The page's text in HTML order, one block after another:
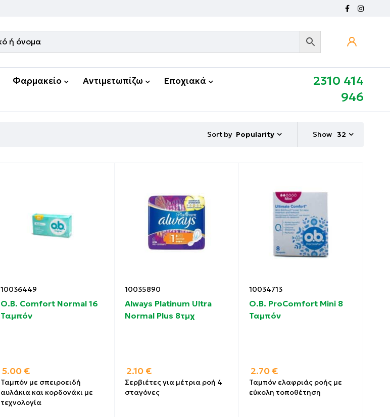
Φαρμακείο Αντιμετωπίζω
Εποχιακά
2310 414
946
Sort by Popularity Show 32
10036449
O.B. Comfort Normal 16
Ταμπόν
5.00 €
Ταμπόν με σπειροειδή
αυλάκια και κορδονάκι με
τεχνολογία
10035890
Always Platinum Ultra
Normal Plus 8τμχ
2.10 €
Σερβιέτες για μέτρια ροή 4
σταγόνες
10034713
O.B. ProComfort Mini 8
Ταμπόν
2.70 €
Ταμπόν ελαφριάς ροής με
εύκολη τοποθέτηση